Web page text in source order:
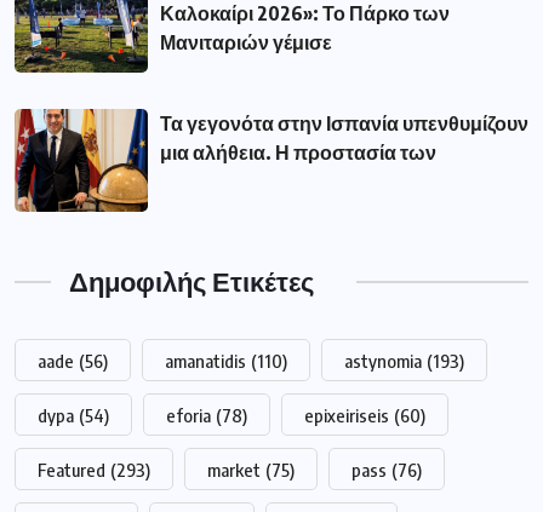
Καλοκαίρι 2026»: Το Πάρκο των
Μανιταριών γέμισε
Τα γεγονότα στην Ισπανία υπενθυμίζουν
μια αλήθεια. Η προστασία των
Δημοφιλής Ετικέτες
aade (56) amanatidis (110) astynomia (193)
dypa (54) eforia (78) epixeiriseis (60)
Featured (293) market (75) pass (76)